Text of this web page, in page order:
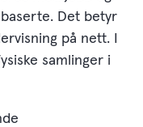
Det betyr
på nett. I
samlinger i